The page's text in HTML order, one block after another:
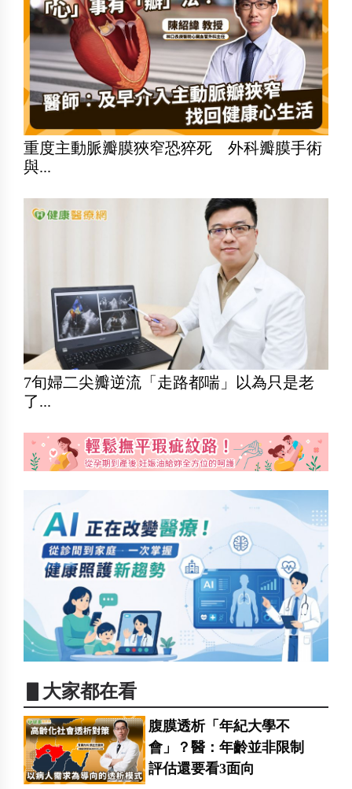
重度主動脈瓣膜狹窄恐猝死 外科瓣膜手術
與...
7旬婦二尖瓣逆流「走路都喘」以為只是老
了...
▋大家都在看
腹膜透析「年紀大學不
會」？醫：年齡並非限制
評估還要看3面向